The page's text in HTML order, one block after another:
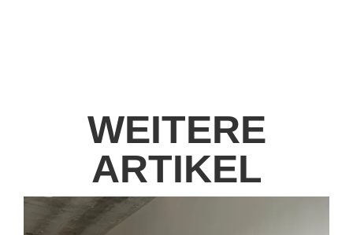
WEITERE
ARTIKEL